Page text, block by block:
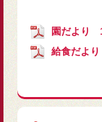
園だより
給食だよ